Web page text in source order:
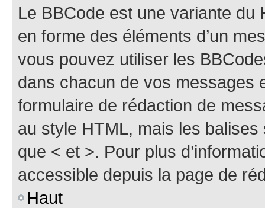
Le BBCode est une variante du
en forme des éléments d’un
vous pouvez utiliser les
dans chacun de vos messages
formulaire de rédaction de
au style HTML, mais les
que < et >. Pour plus
accessible depuis la page de
Haut